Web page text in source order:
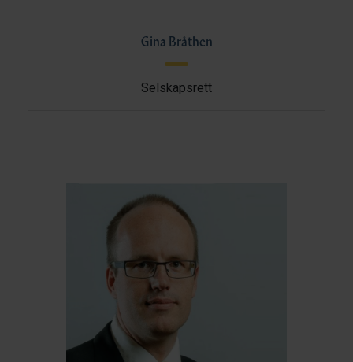
Gina Bråthen
Selskapsrett